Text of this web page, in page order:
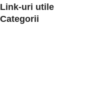
Link-uri utile
Categorii